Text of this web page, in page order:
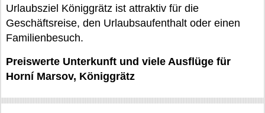
Urlaubsziel Königgrätz ist attraktiv für die
Geschäftsreise, den Urlaubsaufenthalt oder einen
Familienbesuch.
Preiswerte Unterkunft und viele Ausflüge für
Horní Marsov, Königgrätz